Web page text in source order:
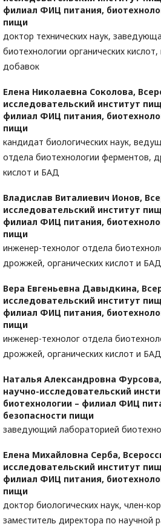
филиал ФИЦ питания,
пищи
доктор технических наук,
биотехнологии органических
добавок
Елена Николаевна Соколова,
исследовательский институт
филиал ФИЦ питания,
пищи
кандидат биологических наук,
отдела биотехнологии ферментов,
кислот и БАД
Владислав Виталиевич Ионов,
исследовательский институт
филиал ФИЦ питания,
пищи
инженер-технолог отдела
дрожжей, органических кислот и БАД
Вера Евгеньевна Давыдкина,
исследовательский институт
филиал ФИЦ питания,
пищи
инженер-технолог отдела
дрожжей, органических кислот и БАД
Наталья Александровна Фурсова,
научно-исследовательский
биотехнологии – филиал ФИЦ
безопасности пищи
заведующий лабораторией
Елена Михайловна Серба,
исследовательский институт
филиал ФИЦ питания,
пищи
доктор биологических наук, член-
заместитель директора по научной